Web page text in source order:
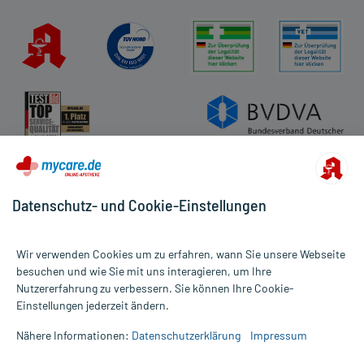
Alle Preise gelten inkl. MwSt., ggf. zzgl. Versandkosten
Informationen auf dieser Website werden ausschließlich für
die Untersuchung und Behandlung durch einen Arzt. Bitte
Datenschutz- und Cookie-Einstellungen
Wir verwenden Cookies um zu erfahren, wann Sie unsere Webseite
besuchen und wie Sie mit uns interagieren, um Ihre
Nutzererfahrung zu verbessern. Sie können Ihre Cookie-
Einstellungen jederzeit ändern.
Nähere Informationen: Datenschutzerklärung Impressum